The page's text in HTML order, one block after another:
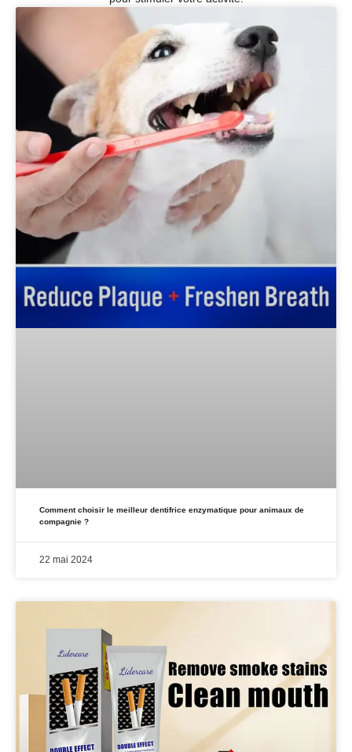
Comment choisir le meilleur dentifrice enzymatique pour animaux de
compagnie ?
22 mai 2024